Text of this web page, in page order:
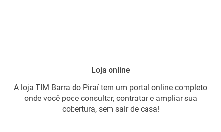
Loja online
A loja TIM Barra do Piraí tem um portal online completo
onde você pode consultar, contratar e ampliar sua
cobertura, sem sair de casa!